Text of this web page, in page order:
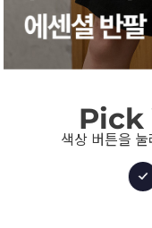
Pick
색상 버튼을